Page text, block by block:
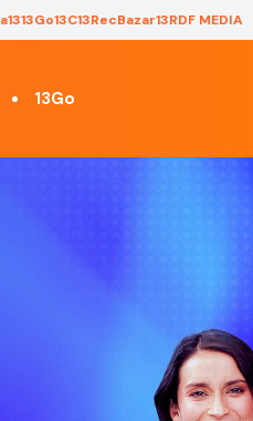
13Go13C13RecBazar13RDF MEDIA
13Go